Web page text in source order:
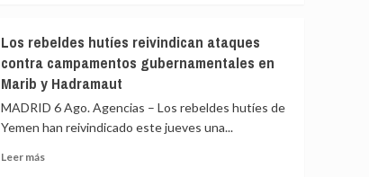
«saque
de
contexto»
ve
«persecución
política»
la
orden
Los rebeldes hutíes reivindican ataques
contra campamentos gubernamentales en
Marib y Hadramaut
MADRID 6 Ago. Agencias – Los rebeldes hutíes de
Yemen han reivindicado este jueves una...
Leer másLeer